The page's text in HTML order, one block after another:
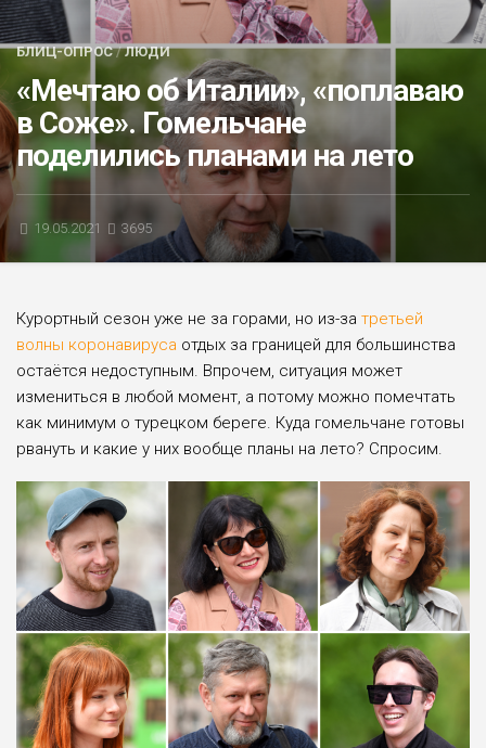
БЛИЦ-ОПРОС
АФИША
БЛИЦ-ОПРОС/ЛЮДИ
«Мечтаю об Италии», «поплаваю
в Соже». Гомельчане
поделились планами на лето
19.05.2021 3695
Курортный сезон уже не за горами, но из-за третьей
волны коронавируса отдых за границей для большинства
остаётся недоступ­ным. Впрочем, ситуация может
измениться в любой момент, а потому можно помечтать
как минимум о турецком береге. Куда гомельчане го­товы
рвануть и какие у них вообще планы на лето? Спросим.